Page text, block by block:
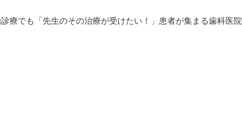
療でも「先生のその治療が受けたい！」患者が集まる歯科医院